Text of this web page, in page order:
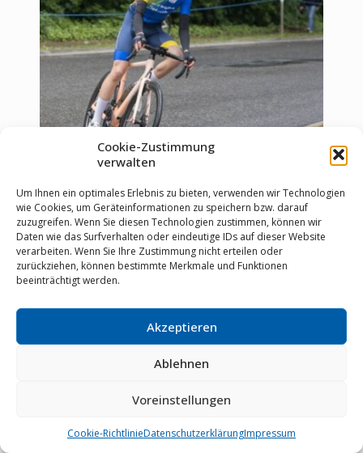
Cookie-Zustimmung
verwalten
Um Ihnen ein optimales Erlebnis zu bieten, verwenden wir Technologien
wie Cookies, um Geräteinformationen zu speichern bzw. darauf
zuzugreifen. Wenn Sie diesen Technologien zustimmen, können wir
Daten wie das Surfverhalten oder eindeutige IDs auf dieser Website
verarbeiten. Wenn Sie Ihre Zustimmung nicht erteilen oder
zurückziehen, können bestimmte Merkmale und Funktionen
beeinträchtigt werden.
Akzeptieren
Ablehnen
Voreinstellungen
Cookie-RichtlinieDatenschutzerklärungImpressum